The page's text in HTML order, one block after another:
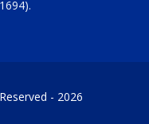
- 2026